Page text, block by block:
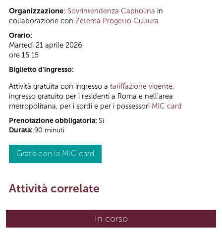
Organizzazione: Sovrintendenza Capitolina in
collaborazione con Zètema Progetto Cultura
Orario:
Martedì 21 aprile 2026
ore 15.15
Biglietto d'ingresso:
Attività gratuita con ingresso a tariffazione vigente,
ingresso gratuito per i residenti a Roma e nell’area
metropolitana, per i sordi e per i possessori MIC card
Prenotazione obbligatoria: Sì
Durata: 90 minuti
Gratis con la MIC card
Attività correlate
In corso(scheda attiva)